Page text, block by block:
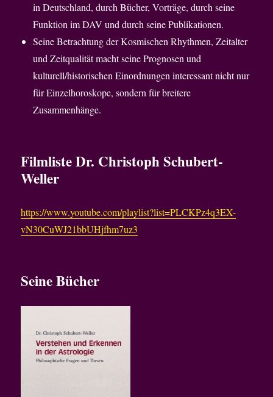
in Deutschland, durch Bücher, Vorträge, durch seine
Funktion im DAV und durch seine Publikationen.
Seine Betrachtung der Kosmischen Rhythmen, Zeitalter
und Zeitqualität macht seine Prognosen und
kulturell/historischen Einordnungen interessant nicht nur
für Einzelhoroskope, sondern für breitere
Zusammenhänge.
FilmlisteDr. Christoph Schubert-
Weller
https://www.youtube.com/playlist?list=PLCKPz4q3EX-
vN30CuWJ21bbUHjfhm7uz3
Seine Bücher